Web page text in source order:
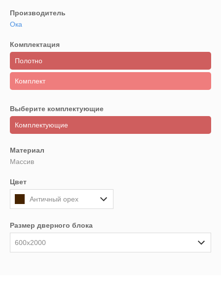
Производитель
Ока
Выберите комплектующие
Комплектующие
Комплектация
Полотно
Комплект
Материал
Массив
Цвет
Античный орех
Размер дверного блока
600x2000